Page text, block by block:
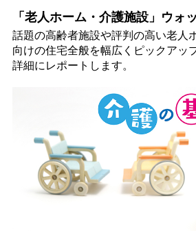
「老人ホーム・介護施設」ウォ
話題の高齢者施設や評判の高い老人
向けの住宅全般を幅広くピックアッ
詳細にレポートします。